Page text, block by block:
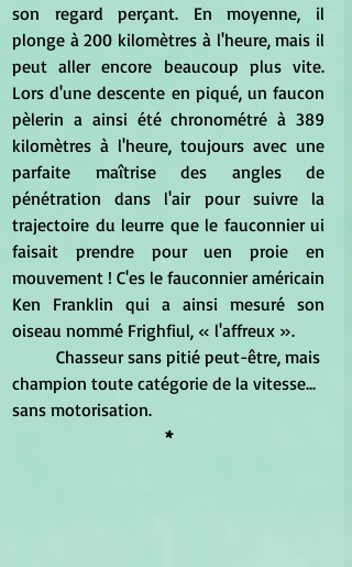
son regard perçant. En moyenne, il
plonge à 200 kilomètres à l'heure, mais il
peut aller encore beaucoup plus vite.
Lors d'une descente en piqué, un faucon
pèlerin a ainsi été chronométré à 389
kilomètres à l'heure, toujours avec une
parfaite maîtrise des angles de
pénétration dans l'air pour suivre la
trajectoire du leurre que le fauconnier ui
faisait prendre pour uen proie en
mouvement ! C'es le fauconnier américain
Ken Franklin qui a ainsi mesuré son
oiseau nommé Frighfiul, « l'affreux ».
champion toute catégorie de la vitesse...
sans motorisation.
*